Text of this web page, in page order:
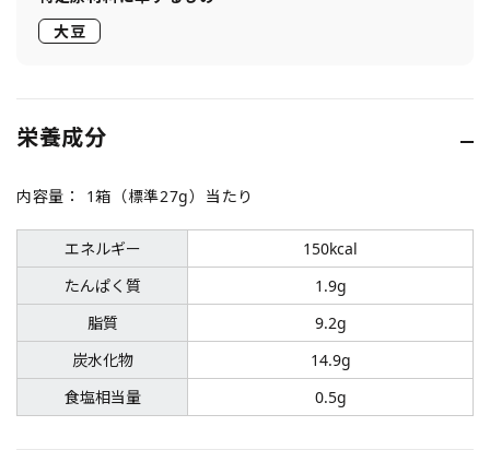
大豆
栄養成分
内容量： 1箱（標準27g）当たり
エネルギー
たんぱく質
脂質
炭水化物
食塩相当量
150kcal
1.9g
9.2g
14.9g
0.5g